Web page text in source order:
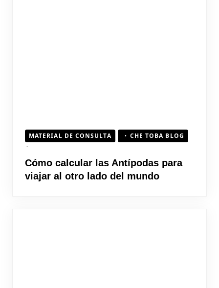
MATERIAL DE CONSULTA CHE TOBA BLOG
Cómo calcular las Antípodas para
viajar al otro lado del mundo